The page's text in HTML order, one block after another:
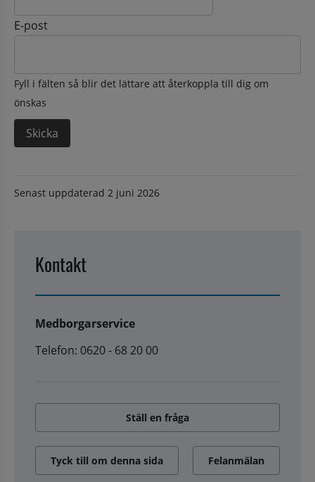
E-post
Fyll i fälten så blir det lättare att återkoppla till dig om
önskas
Senast uppdaterad 2 juni 2026
Kontakt
Medborgarservice
Telefon: 0620 - 68 20 00
Ställ en fråga
Tyck till om denna sida Felanmälan